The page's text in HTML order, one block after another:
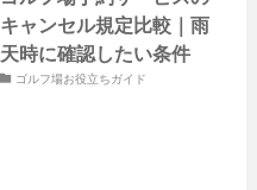
キャンセル規定比較｜雨
天時に確認したい条件
ゴルフ場お役立ちガイド